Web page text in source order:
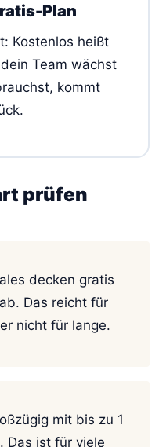
Plan
Kostenlos heißt
Team wächst
kommt
prüfen
decken gratis
Das reicht für
nicht für lange.
mit bis zu 1
Das ist für viele